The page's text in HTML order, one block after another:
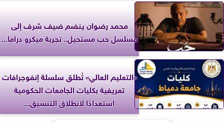
محمد رضوان ينضم ضيف شرف إلى
مسلسل حب مستحيل.. تجربة ميكرو دراما...
«التعليم العالي» تُطلق سلسلة إنفوجرافات
تعريفية بكليات الجامعات الحكومية
استعدادًا لانطلاق التنسيق...